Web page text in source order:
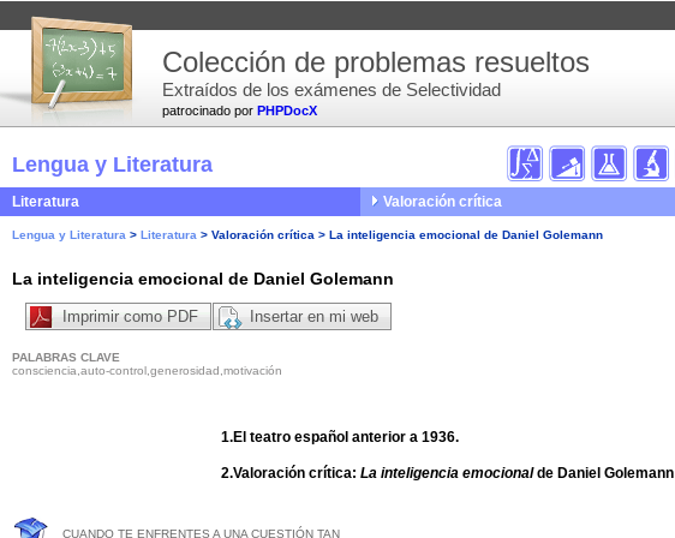
patrocinado por PHPDocX
Colección de problemas resueltos
Extraídos de los exámenes de Selectividad
Lengua y Literatura
Literatura Valoración crítica
Lengua y Literatura > Literatura > Valoración crítica > La inteligencia emocional de Daniel Golemann
La inteligencia emocional de Daniel Golemann
Imprimir como PDF Insertar en mi web
PALABRAS CLAVE
consciencia,auto-control,generosidad,motivación
1.El teatro español anterior a 1936.
2.Valoración crítica: La inteligencia emocionalde Daniel Golemann
CUANDO TE ENFRENTES A UNA CUESTIÓN TAN